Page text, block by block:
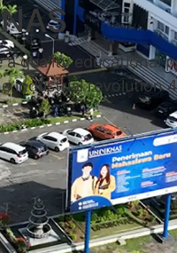
quality educational
industrial revolution